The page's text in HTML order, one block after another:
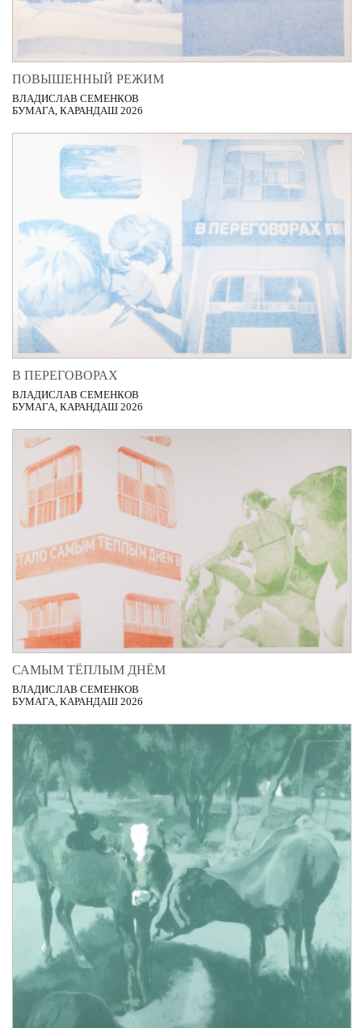
ПОВЫШЕННЫЙ РЕЖИМ
ВЛАДИСЛАВ СЕМЕНКОВ
БУМАГА, КАРАНДАШ 2026
В ПЕРЕГОВОРАХ
ВЛАДИСЛАВ СЕМЕНКОВ
БУМАГА, КАРАНДАШ 2026
САМЫМ ТЁПЛЫМ ДНЁМ
ВЛАДИСЛАВ СЕМЕНКОВ
БУМАГА, КАРАНДАШ 2026